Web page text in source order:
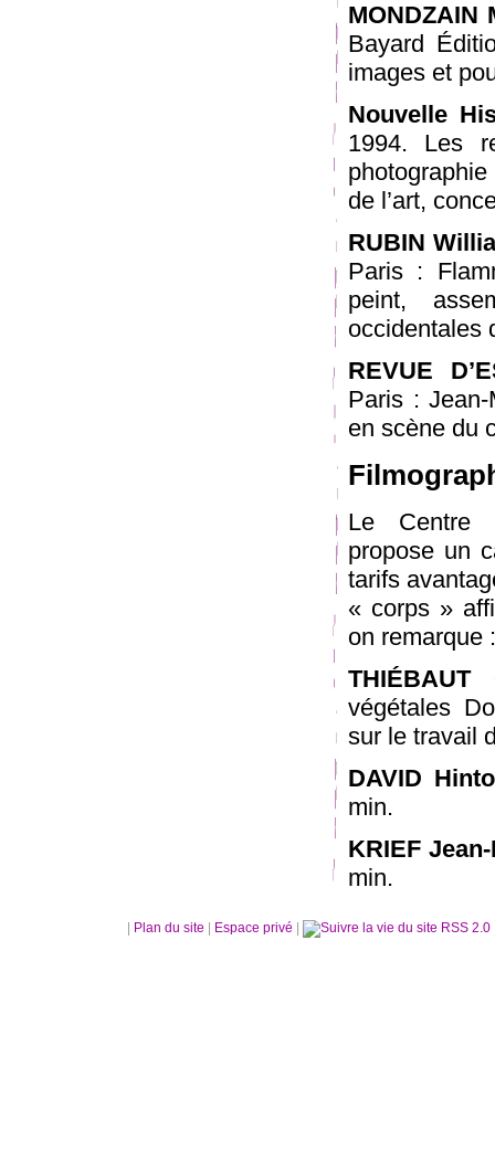
MONDZAIN
Bayard
images et
Nouvelle
1994. Les
de l’art,
RUBIN
Paris :
peint,
occidentales
REVUE
Paris :
en scène du
Le Centre
propose un
tarifs
« corps »
on remarque :
THIÉBAUT
végétales
sur le travail
DAVID
min.
KRIEF
min.
Plan du site Espace privé RSS 2.0